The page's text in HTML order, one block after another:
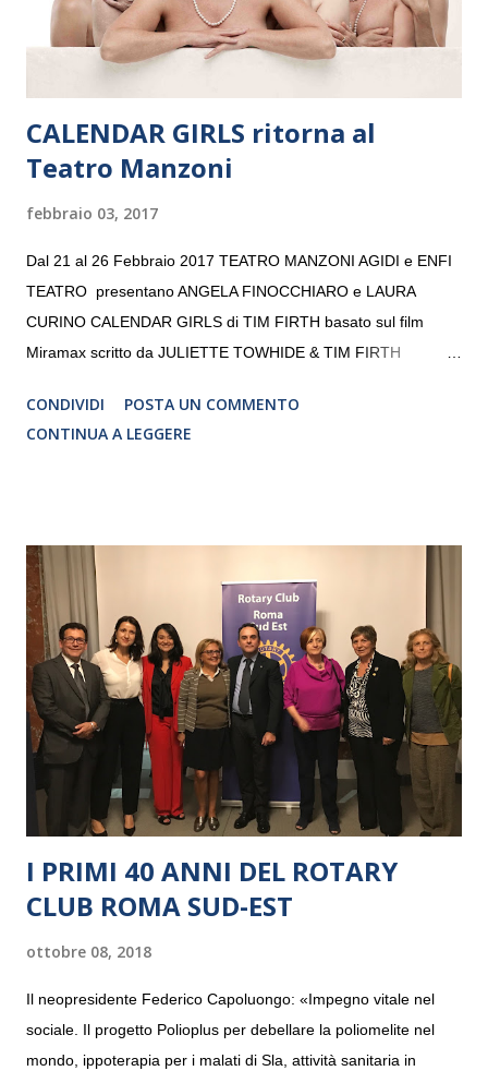
da un prestigioso consiglio di consulent...
CALENDAR GIRLS ritorna al
Teatro Manzoni
febbraio 03, 2017
Dal 21 al 26 Febbraio 2017 TEATRO MANZONI AGIDI e ENFI
TEATRO presentano ANGELA FINOCCHIARO e LAURA
CURINO CALENDAR GIRLS di TIM FIRTH basato sul film
Miramax scritto da JULIETTE TOWHIDE & TIM FIRTH
CRISTINA PEZZOLI
CONDIVIDI
POSTA UN COMMENTO
CONTINUA A LEGGERE
I PRIMI 40 ANNI DEL ROTARY
CLUB ROMA SUD-EST
ottobre 08, 2018
Il neopresidente Federico Capoluongo: «Impegno vitale nel
sociale. Il progetto Polioplus per debellare la poliomelite nel
mondo, ippoterapia per i malati di Sla, attività sanitaria in